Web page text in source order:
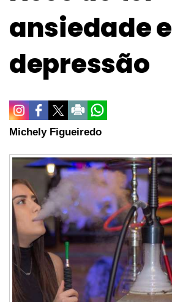
ansiedade e
depressão
Michely Figueiredo